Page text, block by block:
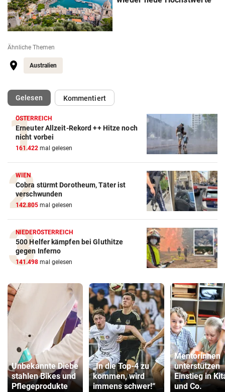
Ähnliche Themen
Australien
Gelesen(ausgewählt)Kommentiert
ÖSTERREICH
Erneuter Allzeit-Rekord ++ Hitze noch
nicht vorbei
161.422 mal gelesen
WIEN
Cobra stürmt Dorotheum, Täter ist
verschwunden
142.805 mal gelesen
NIEDERÖSTERREICH
500 Helfer kämpfen bei Gluthitze
gegen Inferno
141.498 mal gelesen
Unbekannte Diebe
stahlen Bikes und
Pflegeprodukte
„In die Top-4 zu
kommen, wird
immens schwer!“
Mentorinnen
unterstützen
Einstieg in
und Co.